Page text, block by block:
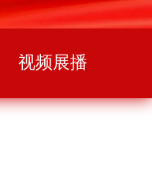
视频展播